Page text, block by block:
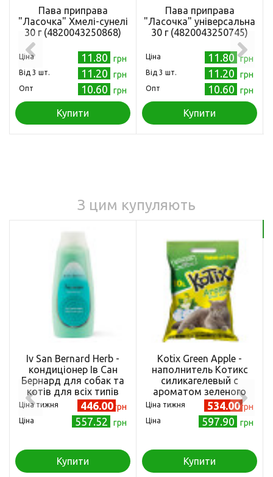
Пава приправа
"Ласочка" Хмелі-сунелі
30 г (4820043250868)
Ціна 11.80 грн
Від 3 шт. 11.20 грн
Опт 10.60 грн
Купити
Пава приправа
"Ласочка" універсальна
30 г (4820043250745)
Ціна 11.80 грн
Від 3 шт. 11.20 грн
Опт 10.60 грн
Купити
З цим купуляють
Iv San Bernard Herb -
кондиціонер Ів Сан
Бернард для собак та
котів для всіх типів
шерсті освіжаючий
трав'яний 300 мл (IV-
4685)
Ціна тижня 446.00 грн
Ціна 557.52 грн
Купити
Kotix Green Apple -
наполнитель Котикс
силикагелевый с
ароматом зеленого
яблока 10 л (Kotix-10ap)
Ціна тижня 534.00грн
Ціна 597.90 грн
Купити